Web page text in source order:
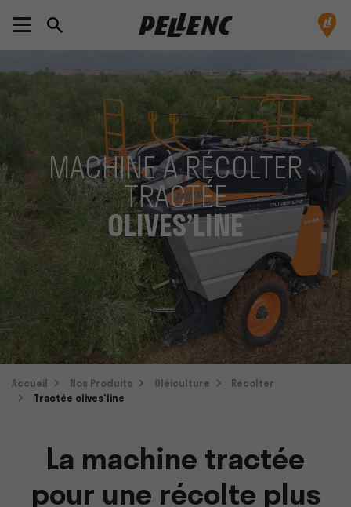
MACHINE À RÉCOLTER
TRACTÉE
OLIVES’LINE
Accueil Nos Produits Oléiculture
Récolter
Tractée olives'line
La machine tractée
pour une récolte plus